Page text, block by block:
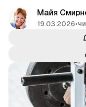
Майя
19.03.2026•